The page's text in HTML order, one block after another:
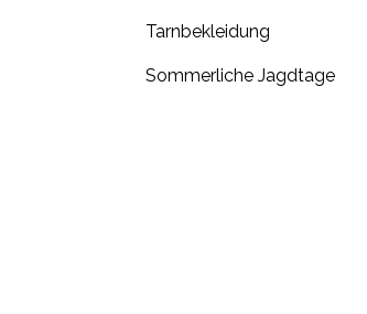
Tarnbekleidung
Sommerliche Jagdtage